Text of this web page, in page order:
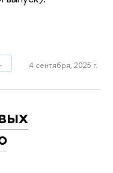
мировой экономики»
4 сентября, 2025 г.